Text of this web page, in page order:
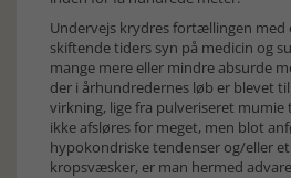
Undervejs krydres fortællingen med
skiftende tiders syn på medicin og
mange mere eller mindre absurde
der i århundredernes løb er blevet
virkning, lige fra pulveriseret mumie
ikke afsløres for meget, men blot
hypokondriske tendenser og/eller
kropsvæsker, er man hermed